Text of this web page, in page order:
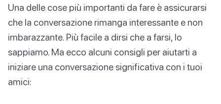
Una delle cose più importanti da fare è assicurarsi
che la conversazione rimanga interessante e non
imbarazzante. Più facile a dirsi che a farsi, lo
sappiamo. Ma ecco alcuni consigli per aiutarti a
iniziare una conversazione significativa con i tuoi
amici: